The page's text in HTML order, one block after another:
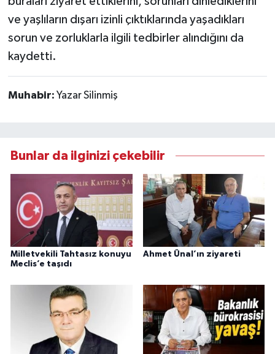
ve yaşlıların dışarı izinli çıktıklarında yaşadıkları
sorun ve zorluklarla ilgili tedbirler alındığını da
kaydetti.
Muhabir: Yazar Silinmiş
Bunlar da ilginizi çekebilir
Milletvekili Tahtasız konuyu
Meclis’e taşıdı
Ahmet Ünal’ın ziyareti